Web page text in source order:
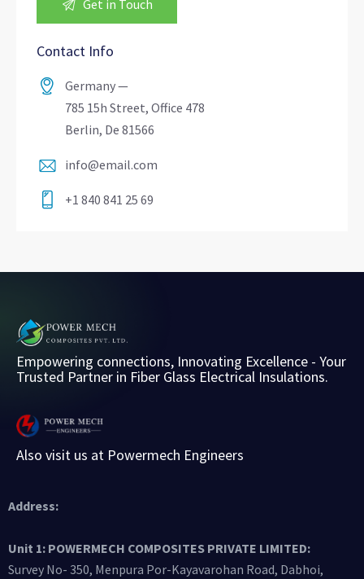
Contact Info
Germany —
785 15h Street, Office 478
Berlin, De 81566
info@email.com
+1 840 841 25 69
Empowering connections, Innovating Excellence - Your
Trusted Partner in Fiber Glass Electrical Insulations.
Also visit us at Powermech Engineers
Address:
Unit 1: POWERMECH COMPOSITES PRIVATE LIMITED:
Survey No- 350, Menpura Por-Kayavarohan Road, Dabhoi,